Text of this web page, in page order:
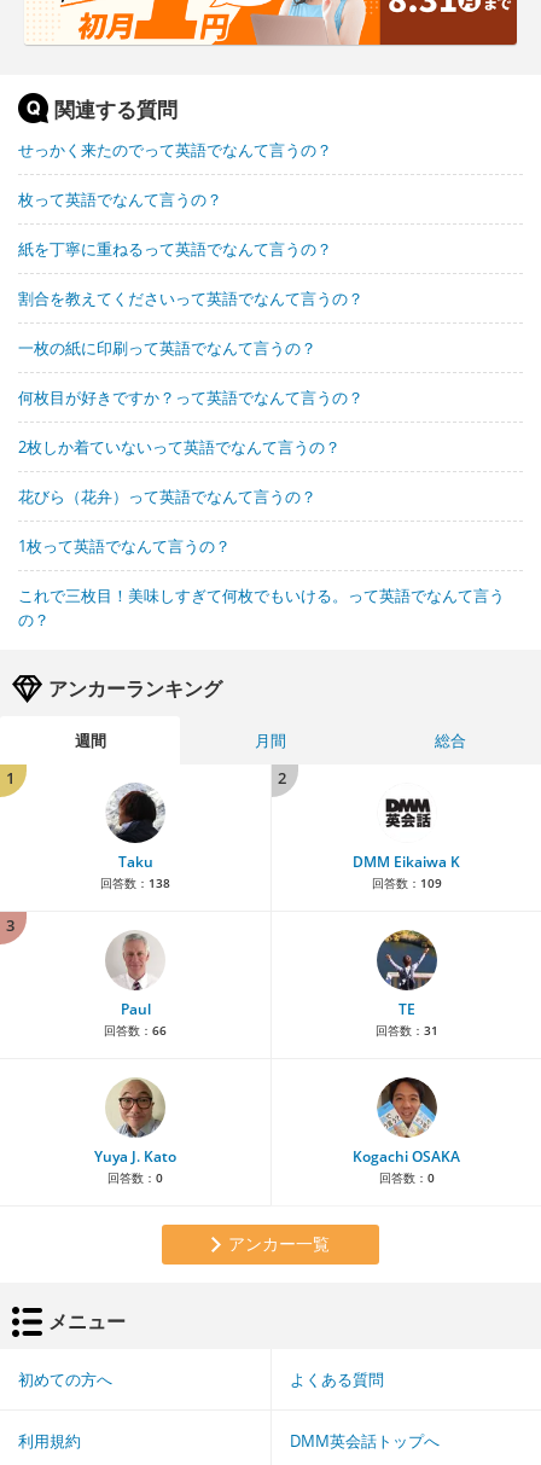
関連する質問
せっかく来たのでって英語でなんて言うの？
枚って英語でなんて言うの？
紙を丁寧に重ねるって英語でなんて言うの？
割合を教えてくださいって英語でなんて言うの？
一枚の紙に印刷って英語でなんて言うの？
何枚目が好きですか？って英語でなんて言うの？
2枚しか着ていないって英語でなんて言うの？
花びら（花弁）って英語でなんて言うの？
1枚って英語でなんて言うの？
これで三枚目！美味しすぎて何枚でもいける。って英語でなんて言う
の？
アンカーランキング
週間 月間
総合
1
Taku
回答数： 138
2
DMM Eikaiwa K
回答数： 109
3
Paul
回答数： 66
TE
回答数： 31
Yuya J. Kato
回答数： 0
Kogachi OSAKA
回答数： 0
アンカー一覧
メニュー
初めての方へ よくある質問
利用規約 DMM英会話トップへ